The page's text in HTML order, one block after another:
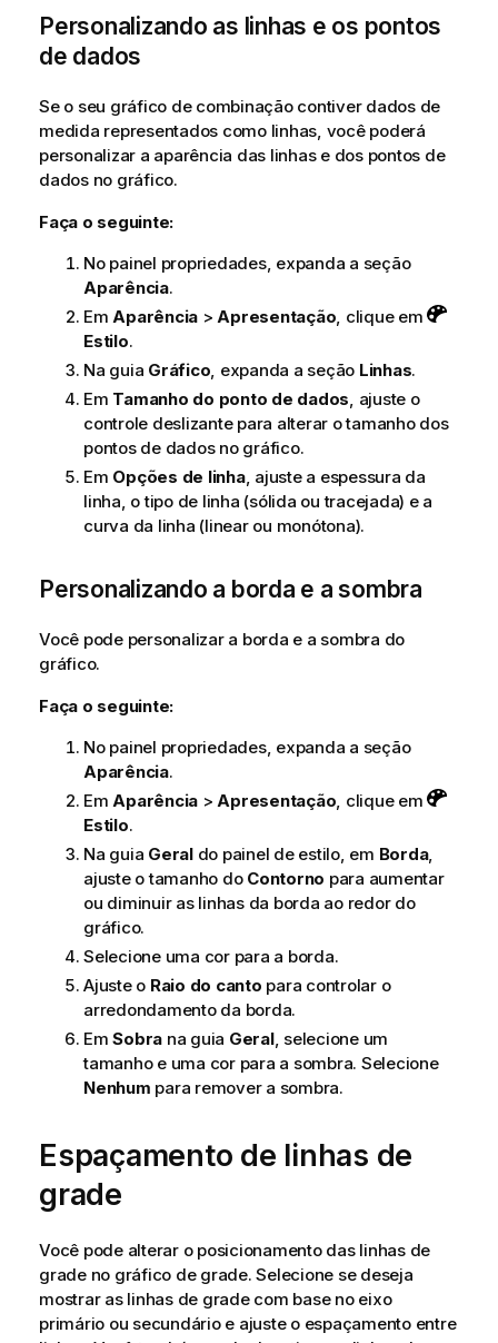
Personalizando as linhas e os pontos
de dados
Se o seu gráfico de combinação contiver dados de
medida representados como linhas, você poderá
personalizar a aparência das linhas e dos pontos de
dados no gráfico.
Faça o seguinte:
No painel propriedades, expanda a seção
Aparência.
Em Aparência > Apresentação , clique em
Estilo.
Na guia Gráfico , expanda a seção Linhas.
Em Tamanho do ponto de dados , ajuste o
controle deslizante para alterar o tamanho dos
pontos de dados no gráfico.
Em Opções de linha, ajuste a espessura da
linha, o tipo de linha (sólida ou tracejada) e a
curva da linha (linear ou monótona).
Personalizando a borda e a sombra
Você pode personalizar a borda e a sombra do
gráfico.
Faça o seguinte:
No painel propriedades, expanda a seção
Aparência.
Em Aparência > Apresentação , clique em
Estilo.
Na guia Geraldo painel de estilo, em Borda,
ajuste o tamanho do Contorno para aumentar
ou diminuir as linhas da borda ao redor do
gráfico.
Selecione uma cor para a borda.
Ajuste o Raio do canto para controlar o
arredondamento da borda.
EmSobra na guia Geral, selecione um
tamanho e uma cor para a sombra. Selecione
Nenhum para remover a sombra.
Espaçamento de linhas de
grade
Você pode alterar o posicionamento das linhas de
grade no gráfico de grade. Selecione se deseja
mostrar as linhas de grade com base no eixo
primário ou secundário e ajuste o espaçamento entre